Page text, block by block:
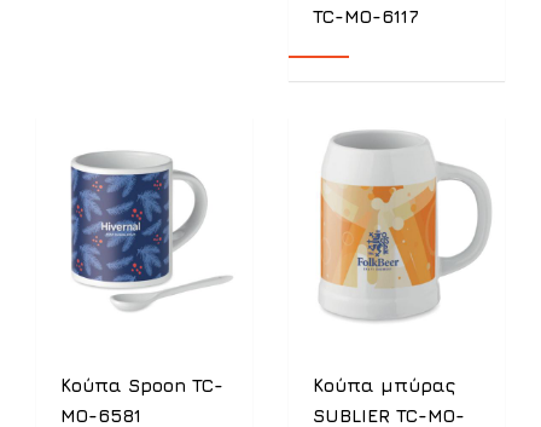
TC-MO-6117
Κούπα Spoon TC-
MO-6581
Κούπα μπύρας
SUBLIER TC-MO-